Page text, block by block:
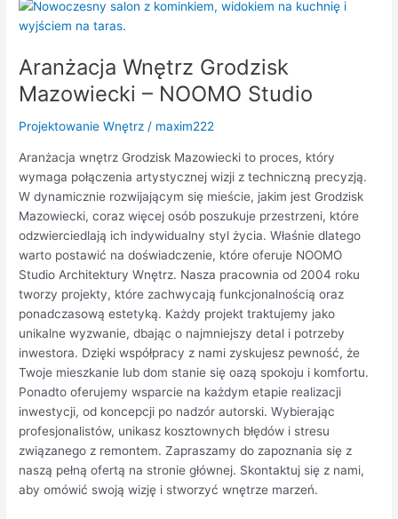
Aranżacja Wnętrz Grodzisk
Mazowiecki – NOOMO Studio
Projektowanie Wnętrz / maxim222
Aranżacja wnętrz Grodzisk Mazowiecki to proces, który
wymaga połączenia artystycznej wizji z techniczną precyzją.
W dynamicznie rozwijającym się mieście, jakim jest Grodzisk
Mazowiecki, coraz więcej osób poszukuje przestrzeni, które
odzwierciedlają ich indywidualny styl życia. Właśnie dlatego
warto postawić na doświadczenie, które oferuje NOOMO
Studio Architektury Wnętrz. Nasza pracownia od 2004 roku
tworzy projekty, które zachwycają funkcjonalnością oraz
ponadczasową estetyką. Każdy projekt traktujemy jako
unikalne wyzwanie, dbając o najmniejszy detal i potrzeby
inwestora. Dzięki współpracy z nami zyskujesz pewność, że
Twoje mieszkanie lub dom stanie się oazą spokoju i komfortu.
Ponadto oferujemy wsparcie na każdym etapie realizacji
inwestycji, od koncepcji po nadzór autorski. Wybierając
profesjonalistów, unikasz kosztownych błędów i stresu
związanego z remontem. Zapraszamy do zapoznania się z
naszą pełną ofertą na stronie głównej. Skontaktuj się z nami,
aby omówić swoją wizję i stworzyć wnętrze marzeń.
Aranżacja
Wnętrz
Mazowiecki
–
NOOMO
Studio